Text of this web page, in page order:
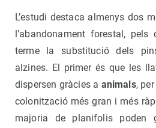
L’estudi destaca almenys dos
l’abandonament forestal, pels
terme la substitució dels
alzines. El primer és que les
dispersen gràcies a animals,
colonització més gran i més
majoria de planifolis poden